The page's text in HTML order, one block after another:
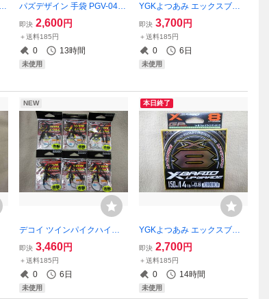
パズデザイン 手袋 PGV-045
5フィンガーレスライトゲー
ムグローブ ブラックグレー L
サイズ
即決 2,600円
＋送料185円
0 13時間
未使用
YGKよつあみ エックスブレ
イド スーパージグマンX8 6
号 300ｍ 80LB Xブレイド 8
本編み 送料185円
即決 3,700円
＋送料185円
0 6日
未使用
NEW
デコイ ツインパイクハイパ
ー 3/0 DJ-98 6枚セット 送料
185円 DECOY ジギング用 ア
シストフック 青物 ブリ メジ
ロ
即決 3,460円
＋送料185円
0 6日
未使用
本日終了
YGKよつあみ エックスブレ
イド アップグレードX8 0.6号
150ｍ 14LB Xブレイド 8本編
みPE 送料185円
即決 2,700円
＋送料185円
0 14時間
未使用